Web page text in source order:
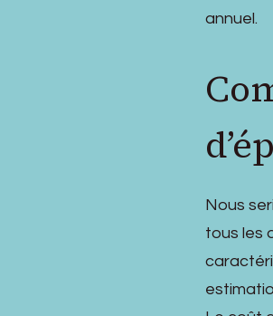
annuel.
Nous
tous les